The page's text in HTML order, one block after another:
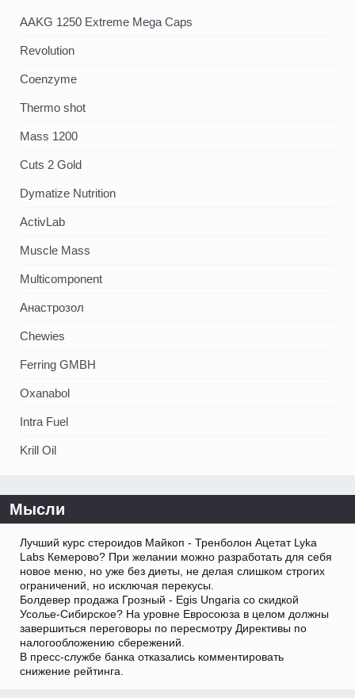
AAKG 1250 Extreme Mega Caps
Revolution
Coenzyme
Thermo shot
Mass 1200
Cuts 2 Gold
Dymatize Nutrition
ActivLab
Muscle Mass
Multicomponent
Анастрозол
Chewies
Ferring GMBH
Oxanabol
Intra Fuel
Krill Oil
Мысли
Лучший курс стероидов Майкоп - Тренболон Ацетат Lyka
Labs Кемерово? При желании можно разработать для себя
новое меню, но уже без диеты, не делая слишком строгих
ограничений, но исключая перекусы.
Болдевер продажа Грозный - Egis Ungaria со скидкой
Усолье-Сибирское? На уровне Евросоюза в целом должны
завершиться переговоры по пересмотру Директивы по
налогообложению сбережений.
В пресс-службе банка отказались комментировать
снижение рейтинга.